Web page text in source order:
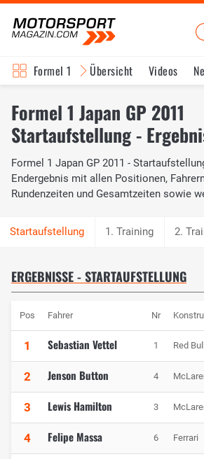
Formel 1 Übersicht Videos
Formel 1 Japan GP 2011
Startaufstellung -
Formel 1 Japan GP 2011 -
Endergebnis mit allen Positionen,
Rundenzeiten und Gesamtzeiten sowie
1. Training 2.
ERGEBNISSE - STARTAUFSTELLUNG
Pos Fahrer Nr
1 Sebastian Vettel 1 Red
2 Jenson Button 4
3 Lewis Hamilton 3
4 Felipe Massa 6 Ferrari